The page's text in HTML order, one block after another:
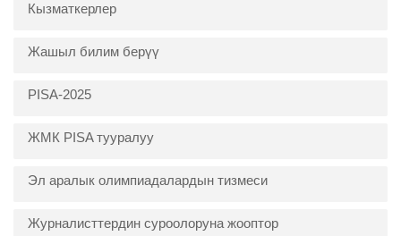
Кызматкерлер
Жашыл билим берүү
PISA-2025
ЖМК PISA тууралуу
Эл аралык олимпиадалардын тизмеси
Журналисттердин суроолоруна жооптор